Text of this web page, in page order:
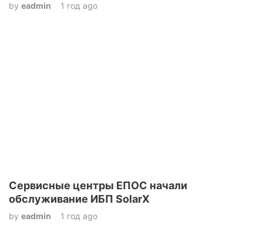
by eadmin 1 год ago
Сервисные центры ЕПОС начали
обслуживание ИБП SolarX
by eadmin 1 год ago